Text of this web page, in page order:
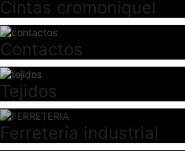
Cintas cromoniquel
Contactos
Tejidos
Ferretería industrial